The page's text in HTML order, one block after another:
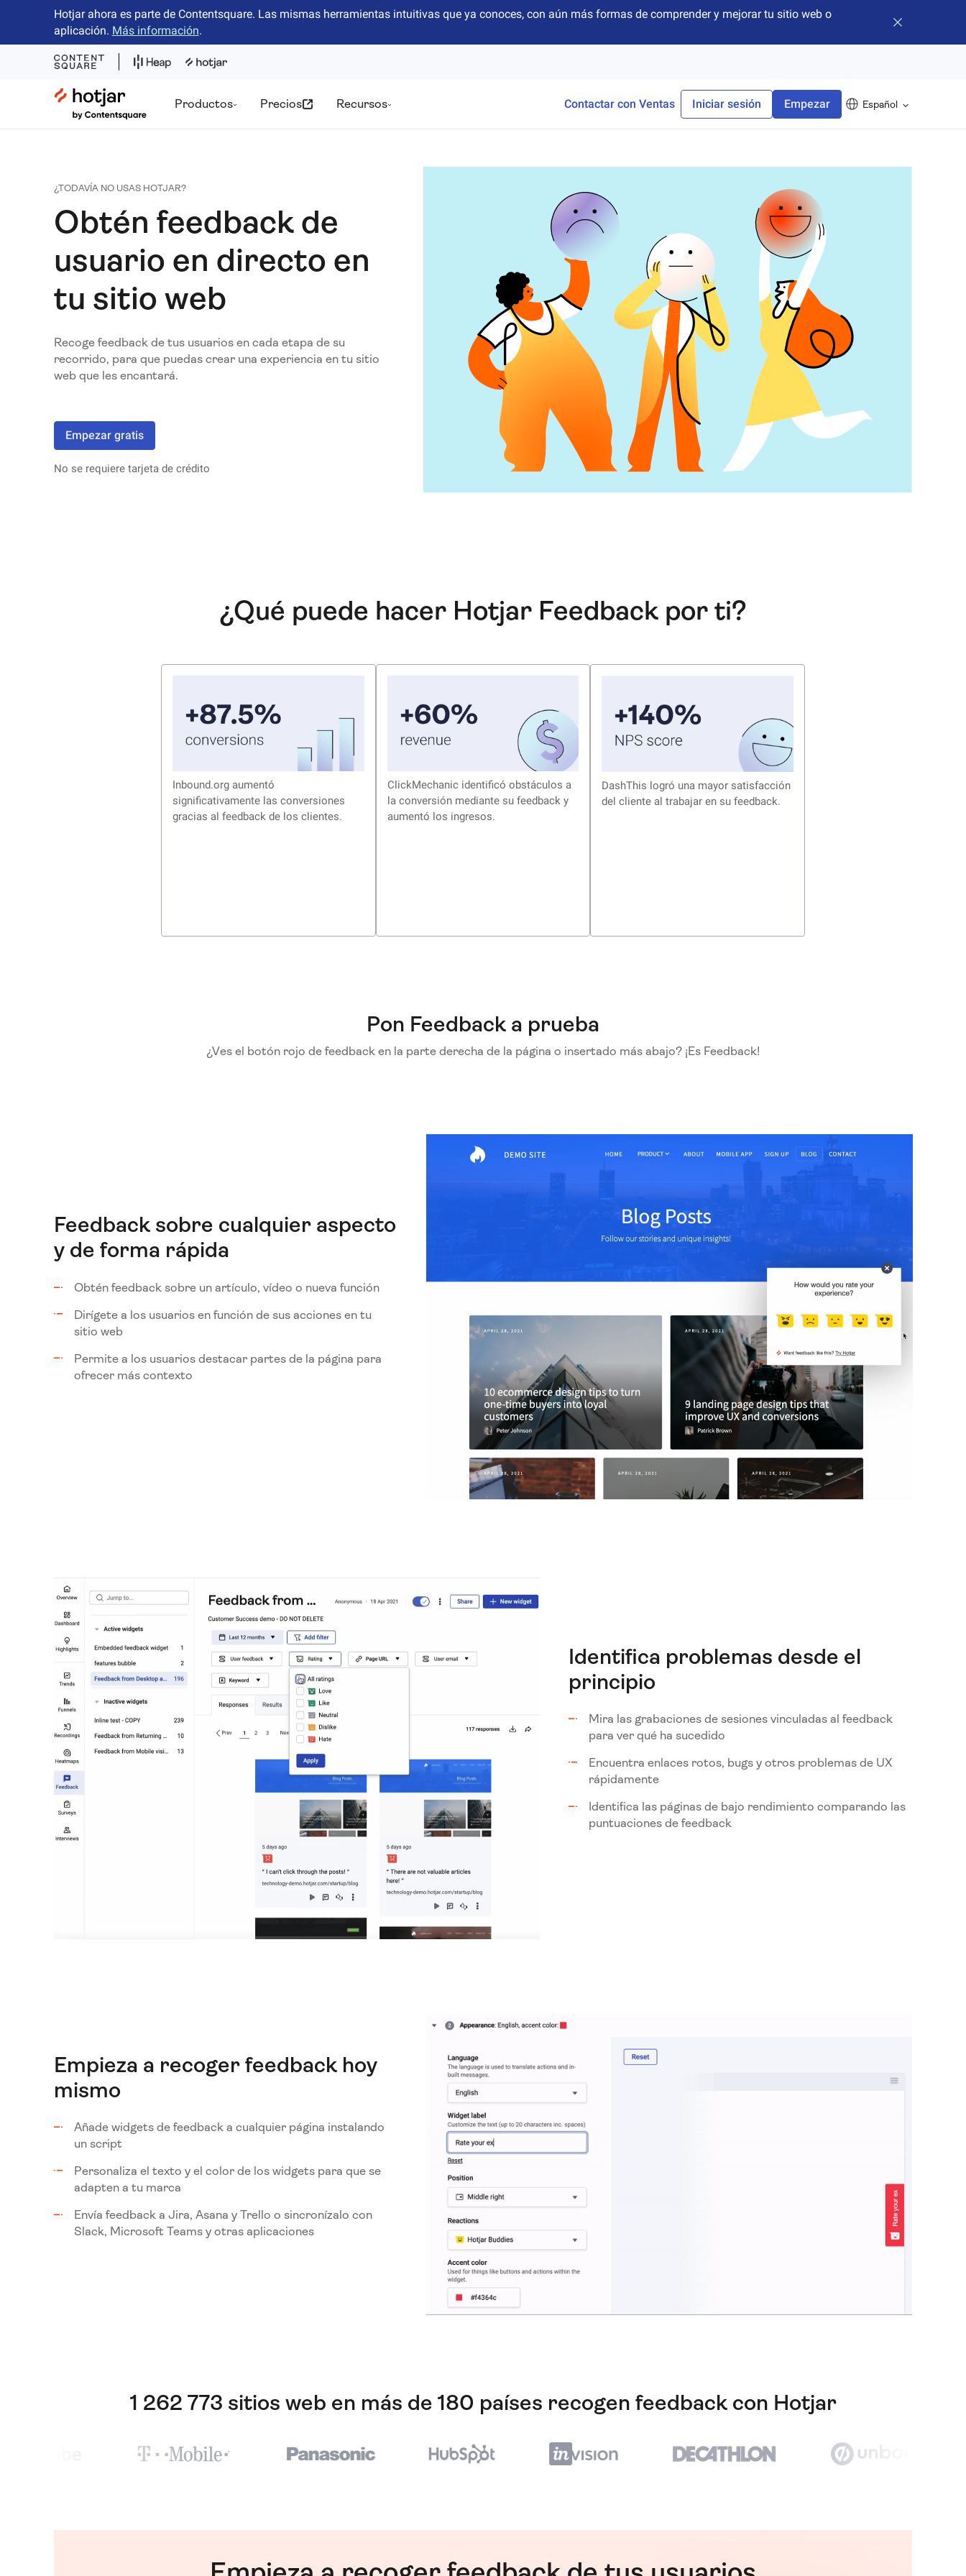
Hotjar ahora es parte de Contentsquare. Las mismas herramientas intuitivas que ya conoces, con aún más formas de comprender y mejorar tu sitio web o
aplicación. Más información. Cerrar banner
Hotjar Logo
Productos Precios Recursos Contactar con Ventas Iniciar sesión Empezar Español
¿TODAVÍA NO USAS HOTJAR?
Obtén feedback de
usuario en directo en
tu sitio web
Recoge feedback de tus usuarios en cada etapa de su
recorrido, para que puedas crear una experiencia en tu sitio
web que les encantará.
Empezar gratis
No se requiere tarjeta de crédito
¿Qué puede hacer Hotjar Feedback por ti?
Inbound.org aumentó
significativamente las conversiones
gracias al feedback de los clientes.
ClickMechanic identificó obstáculos a
la conversión mediante su feedback y
aumentó los ingresos.
DashThis logró una mayor satisfacción
del cliente al trabajar en su feedback.
Pon Feedback a prueba
¿Ves el botón rojo de feedback en la parte derecha de la página o insertado más abajo? ¡Es Feedback!
Feedback sobre cualquier aspecto
y de forma rápida
Obtén feedback sobre un artículo, vídeo o nueva función
Dirígete a los usuarios en función de sus acciones en tu
sitio web
Permite a los usuarios destacar partes de la página para
ofrecer más contexto
Identifica problemas desde el
principio
Mira las grabaciones de sesiones vinculadas al feedback
para ver qué ha sucedido
Encuentra enlaces rotos, bugs y otros problemas de UX
rápidamente
Identifica las páginas de bajo rendimiento comparando las
puntuaciones de feedback
Empieza a recoger feedback hoy
mismo
Añade widgets de feedback a cualquier página instalando
un script
Personaliza el texto y el color de los widgets para que se
adapten a tu marca
Envía feedback a Jira, Asana y Trello o sincronízalo con
Slack, Microsoft Teams y otras aplicaciones
1 262 773 sitios web en más de 180 países recogen feedback con Hotjar